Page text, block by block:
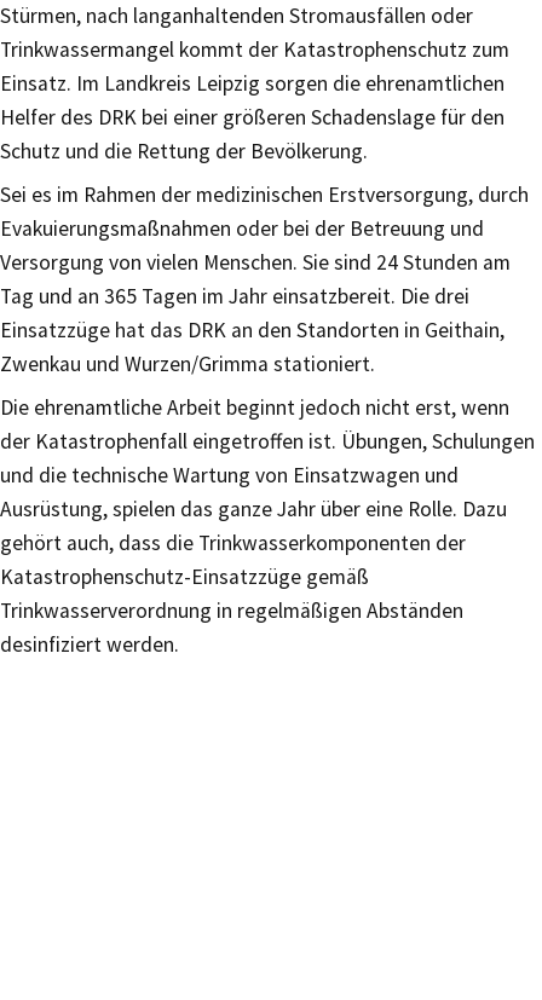
Stürmen, nach langanhaltenden Stromausfällen oder
Trinkwassermangel kommt der Katastrophenschutz zum
Einsatz. Im Landkreis Leipzig sorgen die ehrenamtlichen
Helfer des DRK bei einer größeren Schadenslage für den
Schutz und die Rettung der Bevölkerung.
Sei es im Rahmen der medizinischen Erstversorgung, durch
Evakuierungsmaßnahmen oder bei der Betreuung und
Versorgung von vielen Menschen. Sie sind 24 Stunden am
Tag und an 365 Tagen im Jahr einsatzbereit. Die drei
Einsatzzüge hat das DRK an den Standorten in Geithain,
Zwenkau und Wurzen/Grimma stationiert.
Die ehrenamtliche Arbeit beginnt jedoch nicht erst, wenn
der Katastrophenfall eingetroffen ist. Übungen, Schulungen
und die technische Wartung von Einsatzwagen und
Ausrüstung, spielen das ganze Jahr über eine Rolle. Dazu
gehört auch, dass die Trinkwasserkomponenten der
Katastrophenschutz-Einsatzzüge gemäß
Trinkwasserverordnung in regelmäßigen Abständen
desinfiziert werden.